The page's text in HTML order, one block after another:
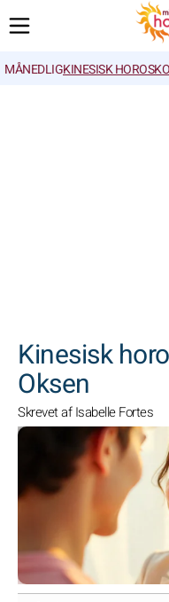
MÅNEDLIGKINESISK
Kinesisk
Oksen
Skrevet af Isabelle Fortes